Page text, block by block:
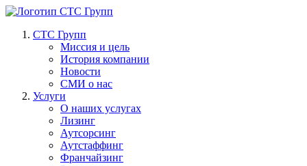
СТС Групп
Миссия и цель
История компании
Новости
СМИ о нас
Услуги
О наших услугах
Лизинг
Аутсорсинг
Аутстаффинг
Франчайзинг